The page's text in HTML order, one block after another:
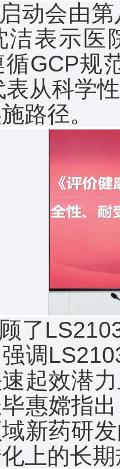
动会由
洁表示医
GCP规
表从科学
路径。
了
调
起效潜
惠嫦指
新药研
上的长